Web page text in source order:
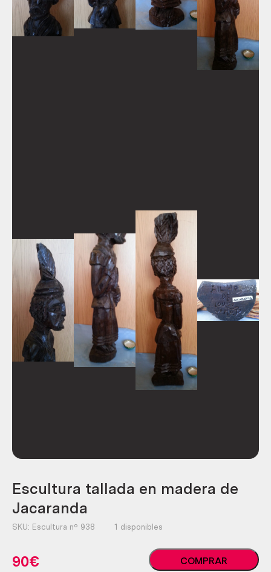
Escultura tallada en madera de
Jacaranda
SKU: Escultura nº 938 1 disponibles
90€
Escultura
tallada
COMPRAR